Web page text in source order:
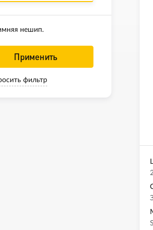
нешип.
Применить
фильтр